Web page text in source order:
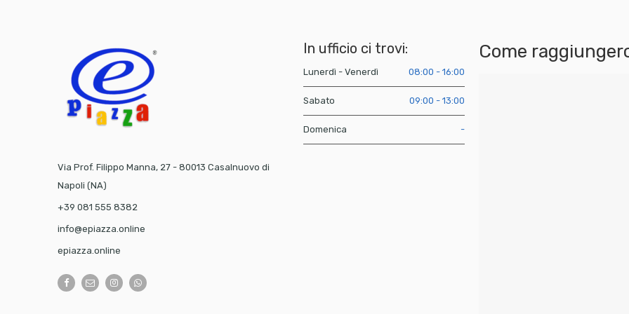
Via Prof. Filippo Manna, 27 - 80013 Casalnuovo di
Napoli (NA)
+39 081 555 8382
info@epiazza.online
epiazza.online
In ufficio ci trovi:
Lunerdì - Venerdì 08:00 - 16:00
Sabato 09:00 - 13:00
Domenica -
Come